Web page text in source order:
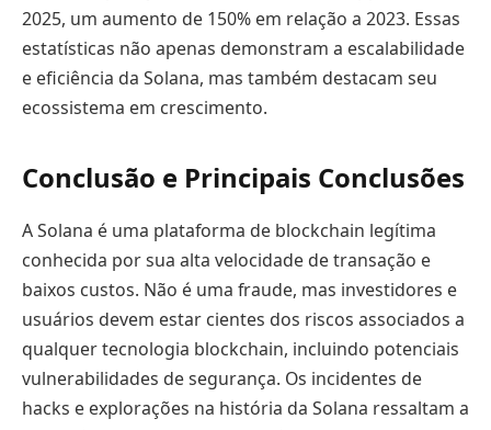
2025, um aumento de 150% em relação a 2023. Essas
estatísticas não apenas demonstram a escalabilidade
e eficiência da Solana, mas também destacam seu
ecossistema em crescimento.
Conclusão e Principais Conclusões
A Solana é uma plataforma de blockchain legítima
conhecida por sua alta velocidade de transação e
baixos custos. Não é uma fraude, mas investidores e
usuários devem estar cientes dos riscos associados a
qualquer tecnologia blockchain, incluindo potenciais
vulnerabilidades de segurança. Os incidentes de
hacks e explorações na história da Solana ressaltam a